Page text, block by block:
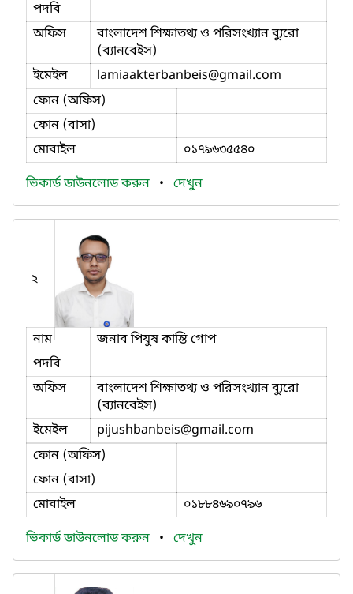
পদবি
অফিস
বাংলাদেশ শিক্ষাতথ্য ও পরিসংখ্যান ব্যুরো
(ব্যানবেইস)
ইমেইল
lamiaakterbanbeis@gmail.com
ফোন (অফিস)
ফোন (বাসা)
মোবাইল
০১৭৯৬৩৫৫৪০
ভিকার্ড ডাউনলোড করুন • দেখুন
২
নাম
জনাব পিযুষ কান্তি গোপ
পদবি
অফিস
বাংলাদেশ শিক্ষাতথ্য ও পরিসংখ্যান ব্যুরো
(ব্যানবেইস)
ইমেইল
pijushbanbeis@gmail.com
ফোন (অফিস)
ফোন (বাসা)
মোবাইল
০১৮৮৪৬৯০৭৯৬
ভিকার্ড ডাউনলোড করুন • দেখুন